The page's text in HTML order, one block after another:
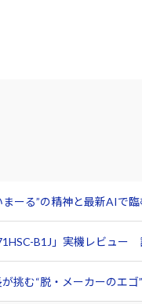
ーる”の精神と最新AIで
B1J」実機レビュー
挑む“脱・メーカーのエ